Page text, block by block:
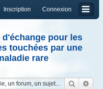
Connexion
Inscription
d'échange pour les
touchées par une
rare